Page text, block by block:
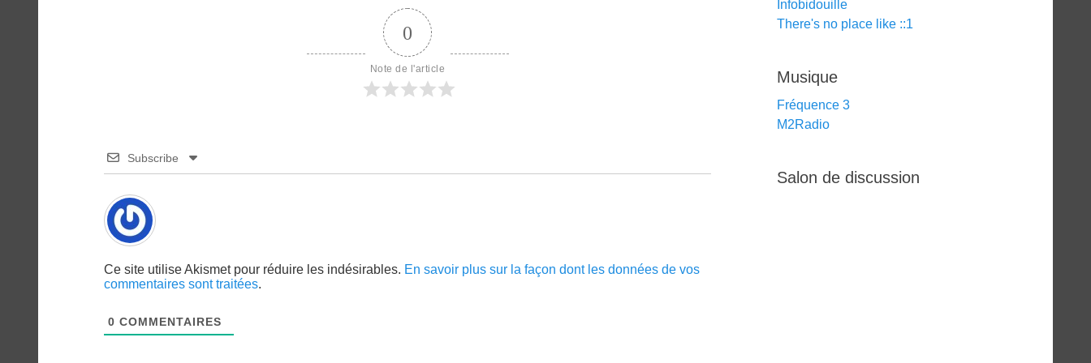
0
Note de l'article
Subscribe
Ce site utilise Akismet pour réduire les indésirables. En savoir plus sur la façon dont les données de vos
commentaires sont traitées.
0 COMMENTAIRES
Infobidouille
There's no place like ::1
Musique
Fréquence 3
M2Radio
Salon de discussion